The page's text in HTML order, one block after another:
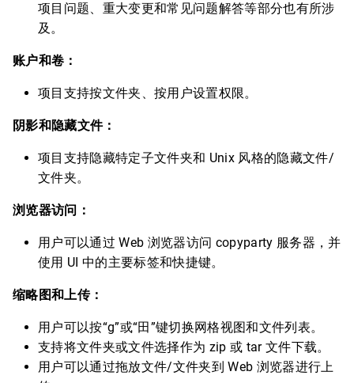
项目问题、重大变更和常见问题解答等部分也有所涉
及。
账户和卷：
项目支持按文件夹、按用户设置权限。
阴影和隐藏文件：
项目支持隐藏特定子文件夹和 Unix 风格的隐藏文件/
文件夹。
浏览器访问：
用户可以通过 Web 浏览器访问 copyparty 服务器，并
使用 UI 中的主要标签和快捷键。
缩略图和上传：
用户可以按“g”或“田”键切换网格视图和文件列表。
支持将文件夹或文件选择作为 zip 或 tar 文件下载。
用户可以通过拖放文件/文件夹到 Web 浏览器进行上